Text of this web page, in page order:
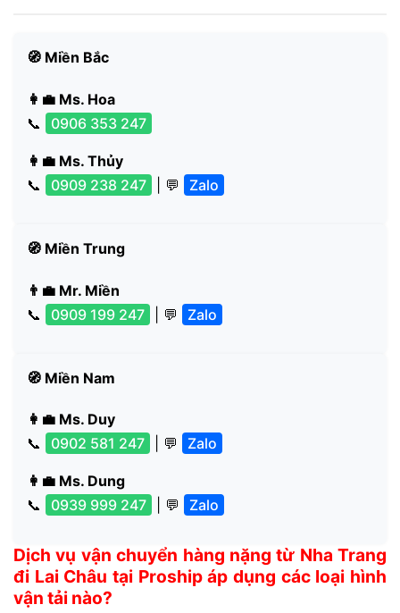
🧭 Miền Bắc
👩‍💼 Ms. Hoa
📞
0906 353 247
👩‍💼 Ms. Thủy
📞
0909 238 247 | 💬 Zalo
🧭 Miền Trung
👨‍💼 Mr. Miền
📞
0909 199 247 | 💬 Zalo
🧭 Miền Nam
👩‍💼 Ms. Duy
📞
0902 581 247 | 💬 Zalo
👩‍💼 Ms. Dung
📞
0939 999 247 | 💬 Zalo
Dịch vụ vận chuyển hàng nặng từ Nha Trang
đi Lai Châu tại Proship áp dụng các loại hình
vận tải nào?